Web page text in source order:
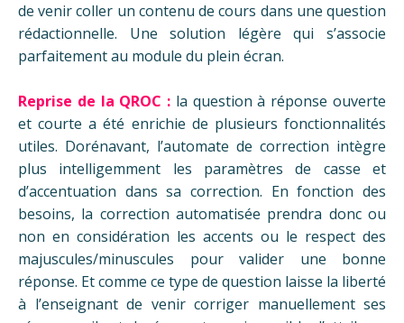
de venir coller un contenu de cours dans une question
rédactionnelle. Une solution légère qui s’associe
parfaitement au module du plein écran.
Reprise de la QROC : la question à réponse ouverte
et courte a été enrichie de plusieurs fonctionnalités
utiles. Dorénavant, l’automate de correction intègre
plus intelligemment les paramètres de casse et
d’accentuation dans sa correction. En fonction des
besoins, la correction automatisée prendra donc ou
non en considération les accents ou le respect des
majuscules/minuscules pour valider une bonne
réponse. Et comme ce type de question laisse la liberté
à l’enseignant de venir corriger manuellement ses